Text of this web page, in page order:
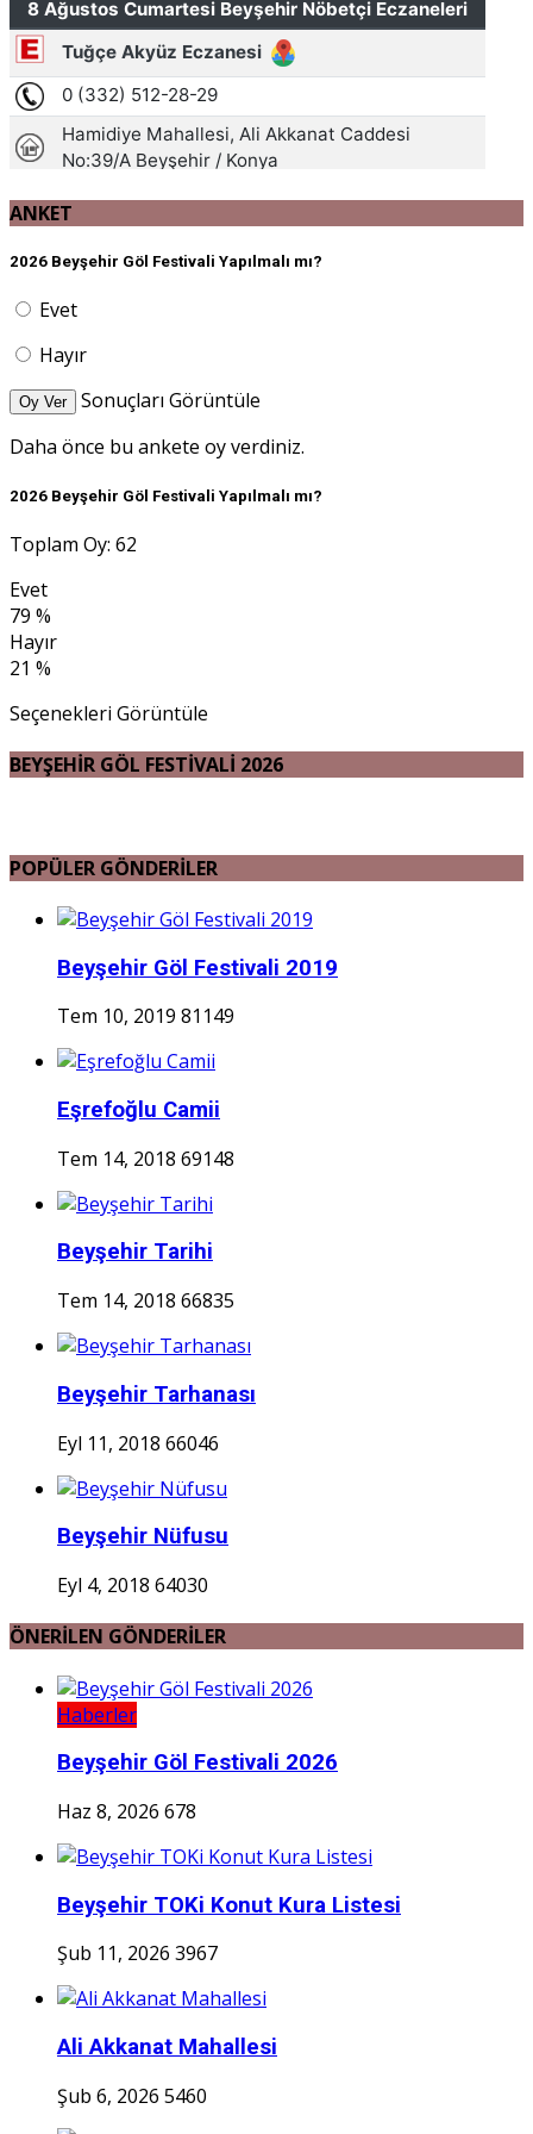
ANKET
2026 Beyşehir Göl Festivali Yapılmalı mı?
Evet
Hayır
Oy Ver
Sonuçları Görüntüle
Daha önce bu ankete oy verdiniz.
2026 Beyşehir Göl Festivali Yapılmalı mı?
Toplam Oy: 62
Evet
79 %
Hayır
21 %
Seçenekleri Görüntüle
BEYŞEHİR GÖL FESTİVALİ 2026
POPÜLER GÖNDERİLER
Beyşehir Göl Festivali 2019
Tem 10, 2019 81149
Eşrefoğlu Camii
Tem 14, 2018 69148
Beyşehir Tarihi
Tem 14, 2018 66835
Beyşehir Tarhanası
Eyl 11, 2018 66046
Beyşehir Nüfusu
Eyl 4, 2018 64030
ÖNERİLEN GÖNDERİLER
Haberler
Beyşehir Göl Festivali 2026
Haz 8, 2026 678
Beyşehir TOKi Konut Kura Listesi
Şub 11, 2026 3967
Ali Akkanat Mahallesi
Şub 6, 2026 5460